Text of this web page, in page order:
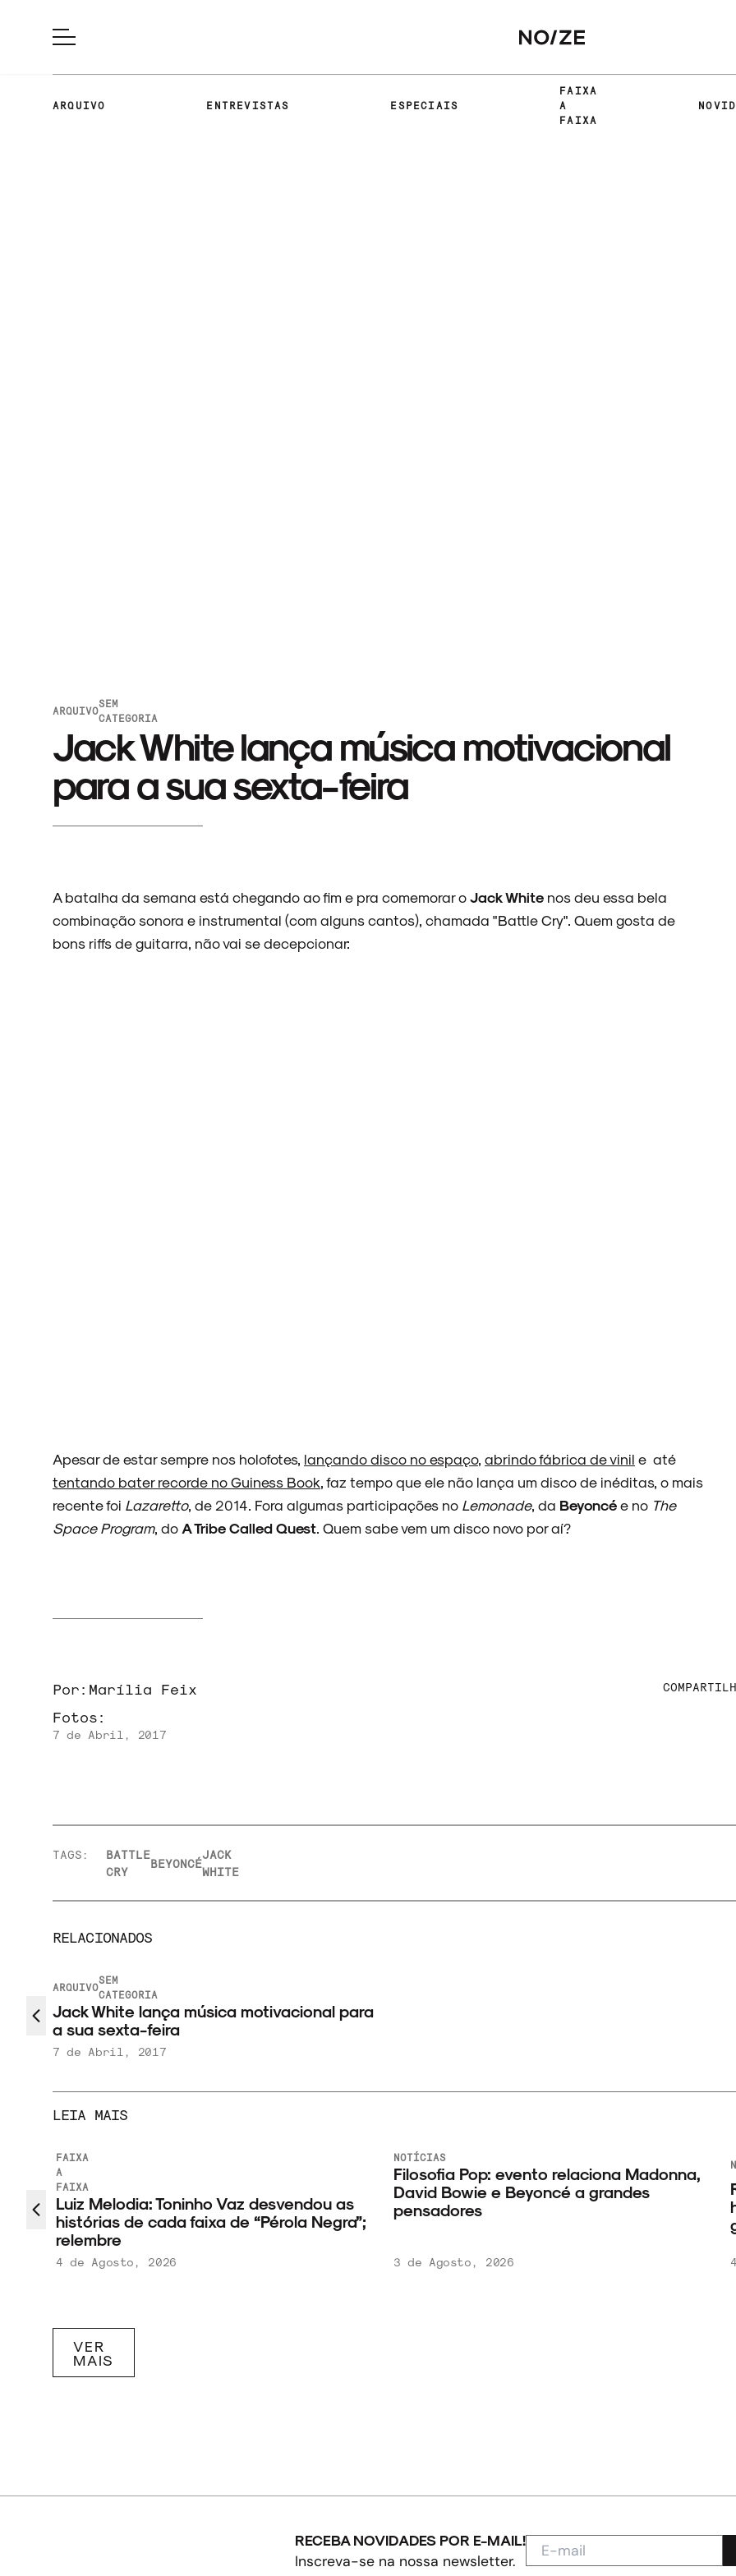
NOVIDADES
ARQUIVO ENTREVISTAS ESPECIAIS
FAIXA
A
FAIXA
ARQUIVO
SEM
CATEGORIA
Jack White lança música motivacional
para a sua sexta-feira
A batalha da semana está chegando ao fim e pra comemorar oJack White nos deu essa bela
combinação sonora e instrumental (com alguns cantos), chamada "Battle Cry". Quem gosta de
bons riffs de guitarra, não vai se decepcionar:
Apesar de estar sempre nos holofotes, lançando disco no espaço, abrindo fábrica de vinil e até
tentando bater recorde no Guiness Book , faz tempo que ele não lança um disco de inéditas, o mais
recente foi Lazaretto, de 2014. Fora algumas participações no Lemonade, da Beyoncée no The
Space Program, do A Tribe Called Quest . Quem sabe vem um disco novo por aí?
Por: Marília Feix
Fotos:
7 de Abril, 2017
TAGS:
BATTLE
CRY
BEYONCÉ
JACK
WHITE
RELACIONADOS
ARQUIVO
SEM
CATEGORIA
Jack White lança música motivacional para
a sua sexta-feira
7 de Abril, 2017
LEIA MAIS
FAIXA
A
FAIXA
Luiz Melodia: Toninho Vaz desvendou as
histórias de cada faixa de “Pérola Negra”;
relembre
4 de Agosto, 2026
NOTÍCIAS
Filosofia Pop: evento relaciona Madonna,
David Bowie e Beyoncé a grandes
pensadores
3 de Agosto, 2026
VER
MAIS
RECEBA NOVIDADES POR E-MAIL!
Inscreva-se na nossa newsletter.